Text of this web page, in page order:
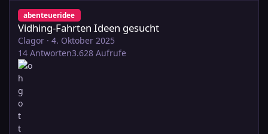
Vidhing-Fahrten Ideen gesucht
abenteueridee
Vidhing-Fahrten Ideen gesucht
Clagor · 4. Oktober 2025
14 Antworten3.628 Aufrufe